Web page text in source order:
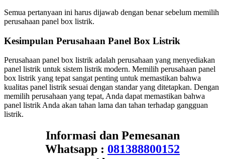
Semua pertanyaan ini harus dijawab dengan benar sebelum memilih
perusahaan panel box listrik.
Kesimpulan Perusahaan Panel Box Listrik
Perusahaan panel box listrik adalah perusahaan yang menyediakan
panel listrik untuk sistem listrik modern. Memilih perusahaan panel
box listrik yang tepat sangat penting untuk memastikan bahwa
kualitas panel listrik sesuai dengan standar yang ditetapkan. Dengan
memilih perusahaan yang tepat, Anda dapat memastikan bahwa
panel listrik Anda akan tahan lama dan tahan terhadap gangguan
listrik.
Informasi dan Pemesanan
Whatsapp : 081388800152